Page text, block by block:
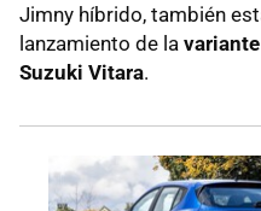
Jimny híbrido, también
lanzamiento de la
Suzuki Vitara.